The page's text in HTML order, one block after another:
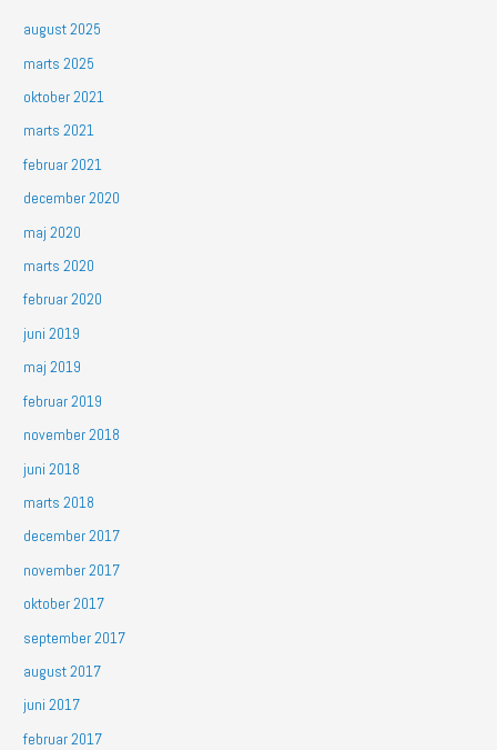
august 2025
marts 2025
oktober 2021
marts 2021
februar 2021
december 2020
maj 2020
marts 2020
februar 2020
juni 2019
maj 2019
februar 2019
november 2018
juni 2018
marts 2018
december 2017
november 2017
oktober 2017
september 2017
august 2017
juni 2017
februar 2017